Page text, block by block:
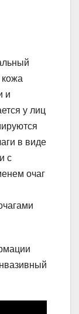
кожа
и
у лиц
в виде
с
очаг